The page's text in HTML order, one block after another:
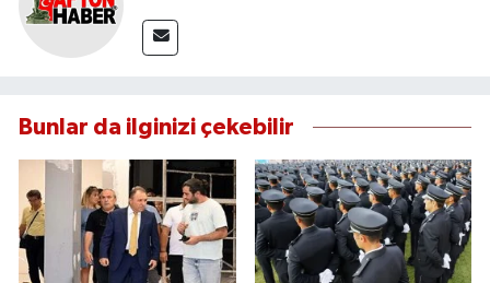
Bunlar da ilginizi çekebilir